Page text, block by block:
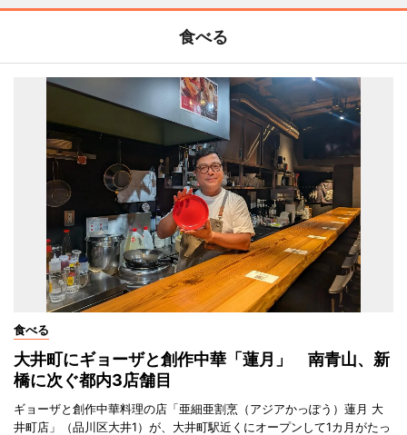
食べる
食べる
大井町にギョーザと創作中華「蓮月」 南青山、新
橋に次ぐ都内3店舗目
ギョーザと創作中華料理の店「亜細亜割烹（アジアかっぽう）蓮月 大
井町店」（品川区大井1）が、大井町駅近くにオープンして1カ月がたっ